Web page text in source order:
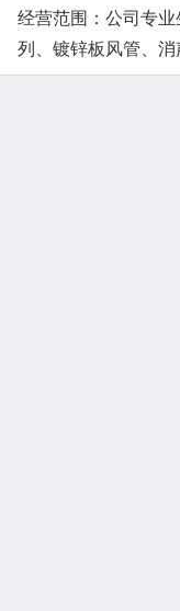
经营范围：公司专
列、镀锌板风管、消